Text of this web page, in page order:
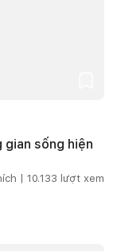
gian sống hiện
| 10.133 lượt xem